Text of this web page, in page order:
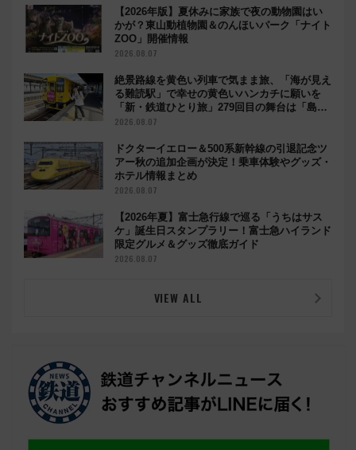
【2026年版】夏休みに家族で夜の動物園はい
かが？東山動植物園＆のんほいパーク「ナイト
ZOO」開催情報
2026.08.07
絶景路線を黄色い列車で気まま旅、「海が見え
る難読駅」で幸せの黄色いハンカチに願いを
「新・鉄道ひとり旅」279回目の舞台は「島原
鉄道」
2026.08.07
ドクターイエロー＆500系新幹線の引退記念ツ
アー秋の追加企画が決定！乗車体験やグッズ・
ホテル情報まとめ
2026.08.07
【2026年夏】富士急行線で巡る「うちはサス
ケ」誕生日スタンプラリー！富士急ハイランド
限定グルメ＆グッズ徹底ガイド
2026.08.07
VIEW ALL